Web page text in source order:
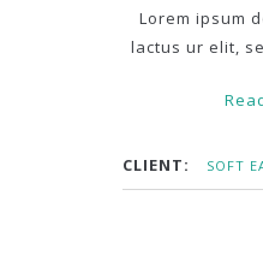
Lorem ipsum
lactus ur elit,
CLIENT: SOFT